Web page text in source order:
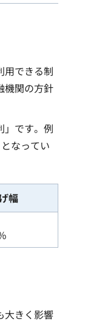
用できる制
機関の方針
」です。例
なってい
幅
大きく影響